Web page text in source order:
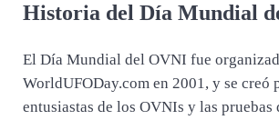
Historia del Día Mundial
El Día Mundial del OVNI fue
WorldUFODay.com en 2001, y se creó
entusiastas de los OVNIs y las pruebas